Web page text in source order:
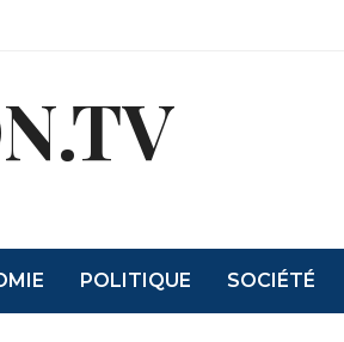
POLITIQUE SOCIÉTÉ